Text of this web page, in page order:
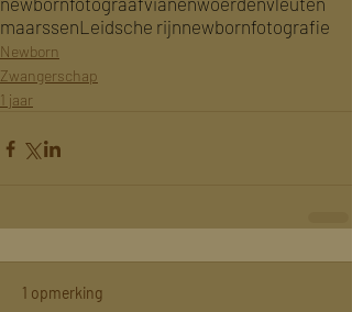
maarssenLeidsche rijnnewbornfotografie
Newborn
Zwangerschap
1 jaar
1 opmerking